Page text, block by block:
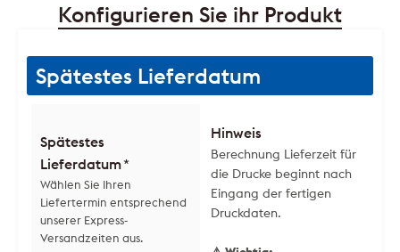
Konfigurieren Sie ihr Produkt
Spätestes Lieferdatum
Spätestes
Lieferdatum*
Wählen Sie Ihren
Liefertermin entsprechend
unserer Express-
Versandzeiten aus.
Hinweis
Berechnung Lieferzeit für
die Drucke beginnt nach
Eingang der fertigen
Druckdaten.